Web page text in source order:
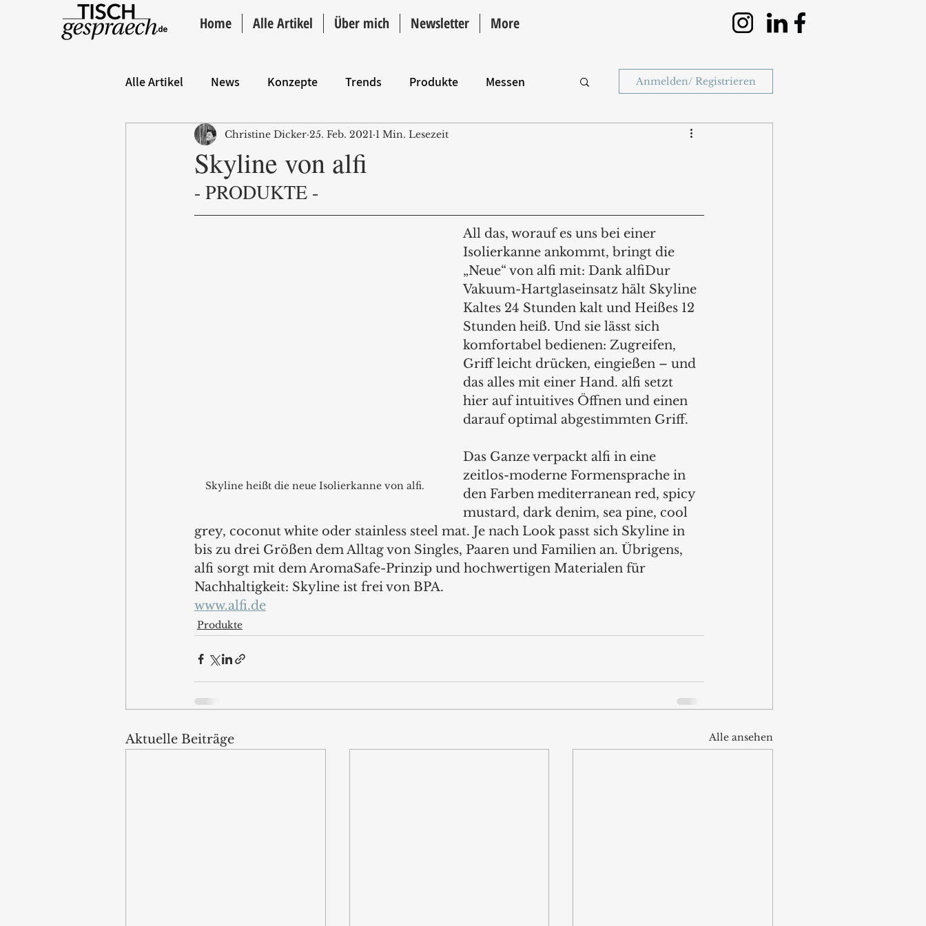
Home Alle Artikel Über mich Newsletter More
Alle Artikel News Konzepte Trends Produkte Messen
Hintergrund ANZEIGE Intro
Anmelden/ Registrieren
Skyline von alfi
Christine Dicker 25. Feb. 2021 1 Min. Lesezeit
- PRODUKTE -
Skyline heißt die neue Isolierkanne von alfi.
All das, worauf es uns bei einer
Isolierkanne ankommt, bringt die
„Neue“ von alfi mit: Dank alfiDur
Vakuum-Hartglaseinsatz hält Skyline
Kaltes 24 Stunden kalt und Heißes 12
Stunden heiß. Und sie lässt sich
komfortabel bedienen: Zugreifen,
Griff leicht drücken, eingießen – und
das alles mit einer Hand. alfi setzt
hier auf intuitives Öffnen und einen
darauf optimal abgestimmten Griff.
Das Ganze verpackt alfi in eine
zeitlos-moderne Formensprache in
den Farben mediterranean red, spicy
mustard, dark denim, sea pine, cool
grey, coconut white oder stainless steel mat. Je nach Look passt sich Skyline in
bis zu drei Größen dem Alltag von Singles, Paaren und Familien an. Übrigens,
alfi sorgt mit dem AromaSafe-Prinzip und hochwertigen Materialen für
Nachhaltigkeit: Skyline ist frei von BPA.
www.alfi.de
Produkte
Aktuelle Beiträge Alle ansehen